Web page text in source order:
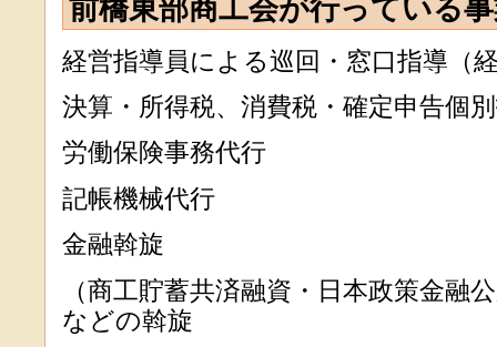
前橋東部商工会が行っている
経営指導員による巡回・窓口指導（
決算・所得税、消費税・確定申告個
労働保険事務代行
記帳機械代行
金融斡旋
（商工貯蓄共済融資・日本政策金融
などの斡旋